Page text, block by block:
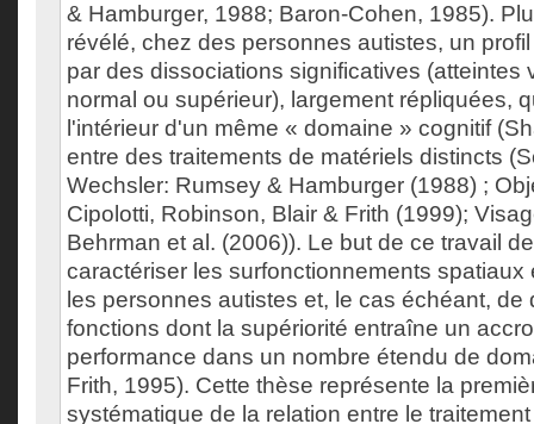
& Hamburger, 1988; Baron-Cohen, 1985).
révélé, chez des personnes autistes, un
par des dissociations significatives (atteintes
normal ou supérieur), largement répliquées,
l'intérieur d'un même « domaine » cognitif
entre des traitements de matériels distincts
Wechsler: Rumsey & Hamburger (1988) ;
Cipolotti, Robinson, Blair & Frith (1999);
Behrman et al. (2006)). Le but de ce travail
caractériser les surfonctionnements spatiaux
les personnes autistes et, le cas échéant, de
fonctions dont la supériorité entraîne un
performance dans un nombre étendu de
Frith, 1995). Cette thèse représente la
systématique de la relation entre le